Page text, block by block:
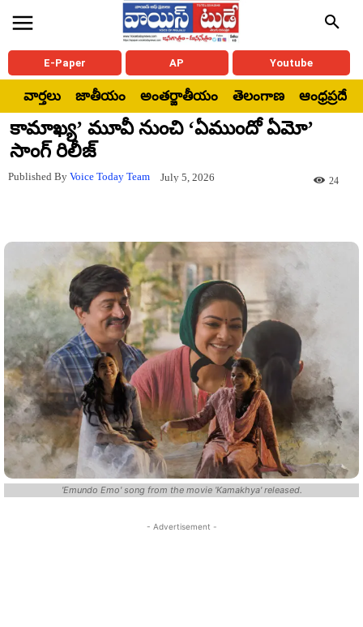
E-Paper AP Youtube
వార్తలు జాతీయం అంతర్జాతీయం తెలంగాణ ఆంధ్రప్రదేశ్
కామాఖ్య’ మూవీ నుంచి ‘ఏముందో ఏమో’
సాంగ్ రిలీజ్
Published By Voice Today Team July 5, 2026 24
'Emundo Emo' song from the movie 'Kamakhya' released.
- Advertisement -